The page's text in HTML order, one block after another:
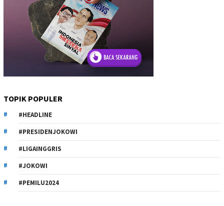
TOPIK POPULER
#HEADLINE
#PRESIDENJOKOWI
#LIGAINGGRIS
#JOKOWI
#PEMILU2024